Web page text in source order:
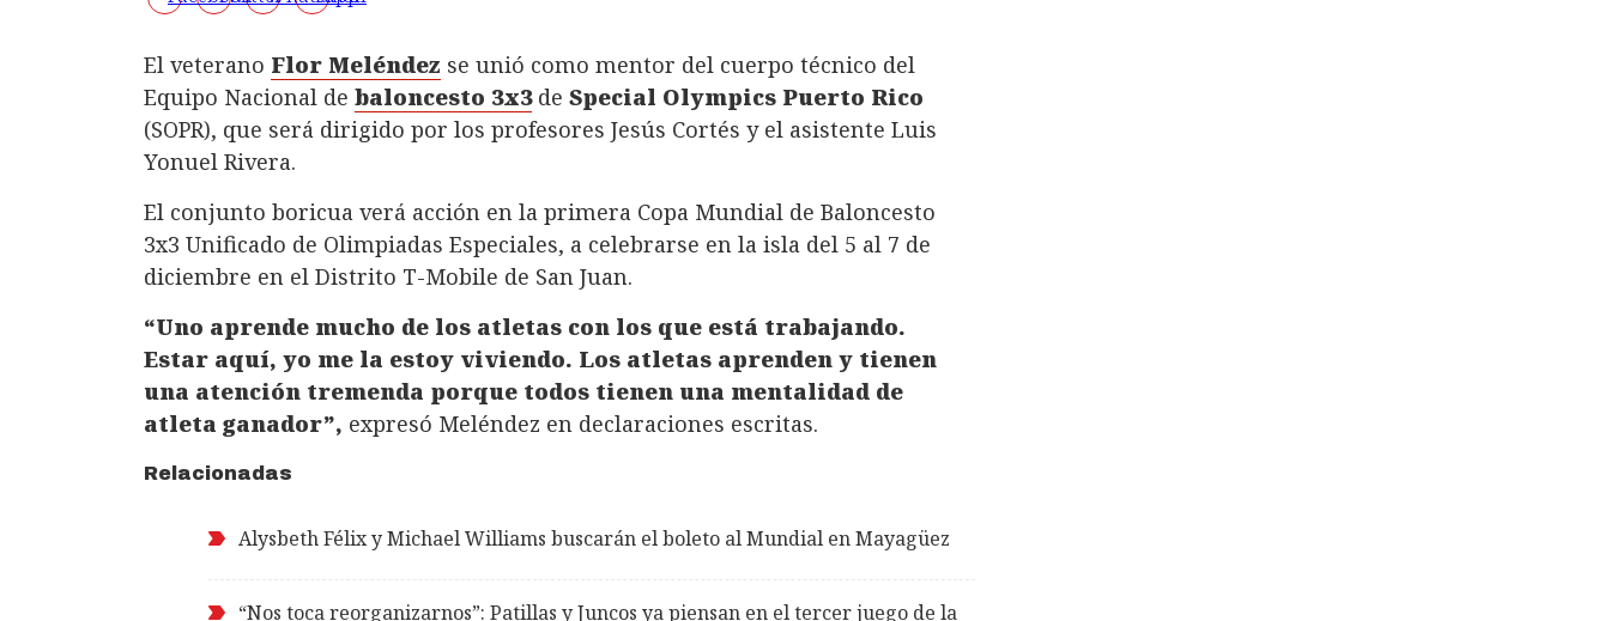
El veterano Flor Meléndez se unió como mentor del cuerpo técnico del
Equipo Nacional de baloncesto 3x3de Special Olympics Puerto Rico
(SOPR), que será dirigido por los profesores Jesús Cortés y el asistente Luis
Yonuel Rivera.
El conjunto boricua verá acción en la primera Copa Mundial de Baloncesto
3x3 Unificado de Olimpiadas Especiales, a celebrarse en la isla del 5 al 7 de
diciembre en el Distrito T-Mobile de San Juan.
“Uno aprende mucho de los atletas con los que está trabajando.
Estar aquí, yo me la estoy viviendo. Los atletas aprenden y tienen
una atención tremenda porque todos tienen una mentalidad de
atleta ganador”, expresó Meléndez en declaraciones escritas.
Relacionadas
Alysbeth Félix y Michael Williams buscarán el boleto al Mundial en Mayagüez
“Nos toca reorganizarnos”: Patillas y Juncos ya piensan en el tercer juego de la